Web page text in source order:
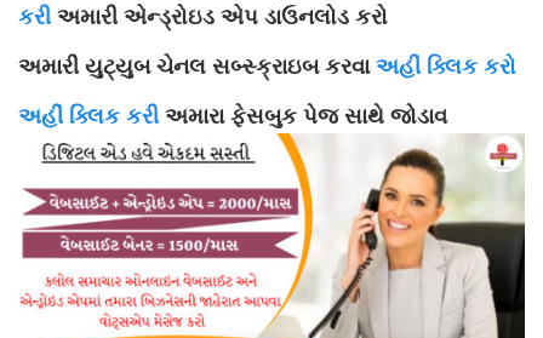
કરી અમારી એન્ડ્રોઇડ એપ ડાઉનલોડ કરો
અમારી યુટ્યુબ ચેનલ સબ્સ્ક્રાઇબ કરવા અહીં ક્લિક કરો
અહીં ક્લિક કરી અમારા ફેસબુક પેજ સાથે જોડાવ